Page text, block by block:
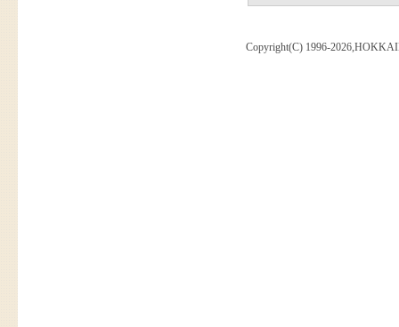
Copyright(C) 1996-